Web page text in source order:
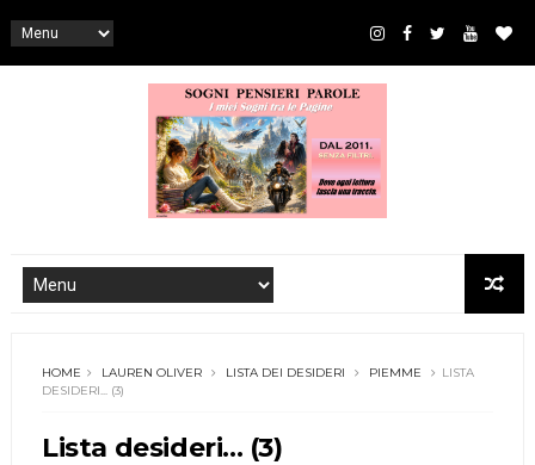
HOME LAUREN OLIVER LISTA DEI DESIDERI PIEMME
LISTA
DESIDERI... (3)
Lista desideri... (3)